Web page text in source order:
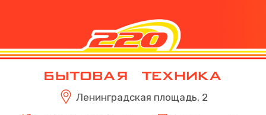
Ленинградская площадь, 2